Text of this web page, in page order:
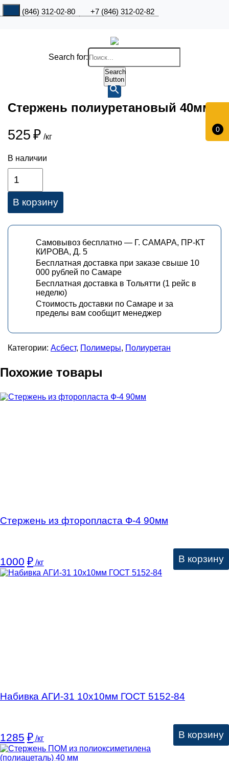
+7 (846) 312-02-80 +7 (846) 312-02-82
0
Search for:
Search
Button
Стержень полиуретановый 40мм
525 ₽ /кг
В наличии
В корзину
Самовывоз бесплатно — Г. САМАРА, ПР-КТ
КИРОВА, Д. 5
Бесплатная доставка при заказе свыше 10
000 рублей по Самаре
Бесплатная доставка в Тольятти (1 рейс в
неделю)
Стоимость доставки по Самаре и за
пределы вам сообщит менеджер
Категории: Асбест, Полимеры, Полиуретан
Похожие товары
Стержень из фторопласта Ф-4 90мм
1000 ₽ /кг В корзину
Набивка АГИ-31 10х10мм ГОСТ 5152-84
1285 ₽ /кг В корзину